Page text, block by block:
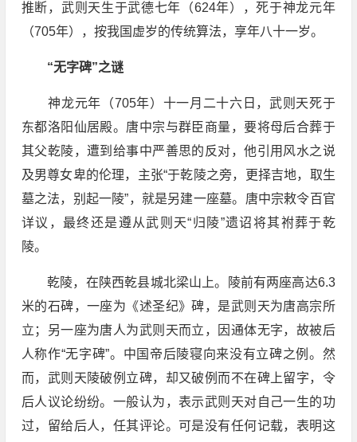
推断，武则天生于武德七年（624年），死于神龙元年
（705年），按我国虚岁的传统算法，享年八十一岁。
“无字碑”之谜
神龙元年（705年）十一月二十六日，武则天死于
东都洛阳仙居殿。唐中宗与群臣商量，要将母后合葬于
其父乾陵，遭到给事中严善思的反对，他引用风水之说
及男尊女卑的伦理，主张“于乾陵之旁，更择吉地，取生
墓之法，别起一陵”，就是另建一座墓。唐中宗敕令百官
详议，最终还是遵从武则天“归陵”遗诏将其祔葬于乾
陵。
乾陵，在陕西乾县城北梁山上。陵前有两座高达6.3
米的石碑，一座为《述圣纪》碑，是武则天为唐高宗所
立；另一座为唐人为武则天而立，因通体无字，故被后
人称作“无字碑”。中国帝后陵寝向来没有立碑之例。然
而，武则天陵破例立碑，却又破例而不在碑上留字，令
后人议论纷纷。一般认为，表示武则天对自己一生的功
过，留给后人，任其评论。可是没有任何记载，表明这